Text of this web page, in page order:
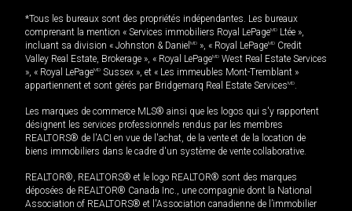
*Tous les bureaux sont des propriétés indépendantes. Les bureaux
comprenant la mention « Services immobiliers Royal LePageMD Ltée »,
incluant sa division « Johnston & Daniel MD », « Royal LePageMD Credit
Valley Real Estate, Brokerage », « Royal LePageMD West Real Estate Services
», « Royal LePageMD Sussex », et « Les immeubles Mont-Tremblant »
appartiennent et sont gérés par Bridgemarq Real Estate ServicesMD.
Les marques de commerce MLS® ainsi que les logos qui s'y rapportent
désignent les services professionnels rendus par les membres
REALTORS® de l'ACI en vue de l'achat, de la vente et de la location de
biens immobiliers dans le cadre d'un système de vente collaborative.
REALTOR®, REALTORS® et le logo REALTOR® sont des marques
déposées de REALTOR® Canada Inc., une compagnie dont la National
Association of REALTORS® et l'Association canadienne de l’immobilier